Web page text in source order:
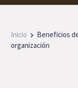
Inicio
Beneficios
organización